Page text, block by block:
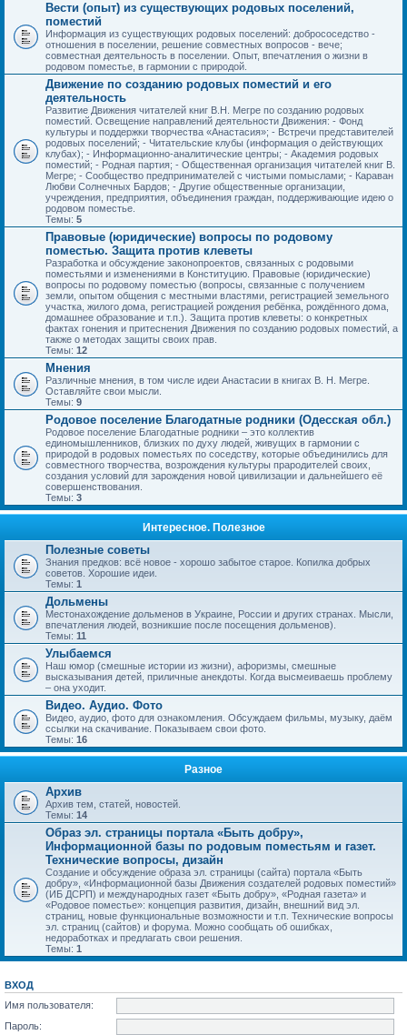
Вести (опыт) из существующих родовых поселений,
поместий
Информация из существующих родовых поселений: добрососедство -
отношения в поселении, решение совместных вопросов - вече;
совместная деятельность в поселении. Опыт, впечатления о жизни в
родовом поместье, в гармонии с природой.
Движение по созданию родовых поместий и его
деятельность
Развитие Движения читателей книг В.Н. Мегре по созданию родовых
поместий. Освещение направлений деятельности Движения: - Фонд
культуры и поддержки творчества «Анастасия»; - Встречи представителей
родовых поселений; - Читательские клубы (информация о действующих
клубах); - Информационно-аналитические центры; - Академия родовых
поместий; - Родная партия; - Общественная организация читателей книг В.
Мегре; - Сообщество предпринимателей с чистыми помыслами; - Караван
Любви Солнечных Бардов; - Другие общественные организации,
учреждения, предприятия, объединения граждан, поддерживающие идею о
родовом поместье.
Темы: 5
Правовые (юридические) вопросы по родовому
поместью. Защита против клеветы
Разработка и обсуждение законопроектов, связанных с родовыми
поместьями и изменениями в Конституцию. Правовые (юридические)
вопросы по родовому поместью (вопросы, связанные с получением
земли, опытом общения с местными властями, регистрацией земельного
участка, жилого дома, регистрацией рождения ребёнка, рождённого дома,
домашнее образование и т.п.). Защита против клеветы: о конкретных
фактах гонения и притеснения Движения по созданию родовых поместий, а
также о методах защиты своих прав.
Темы: 12
Мнения
Различные мнения, в том числе идеи Анастасии в книгах В. Н. Мегре.
Оставляйте свои мысли.
Темы: 9
Родовое поселение Благодатные родники (Одесская обл.)
Родовое поселение Благодатные родники – это коллектив
единомышленников, близких по духу людей, живущих в гармонии с
природой в родовых поместьях по соседству, которые объединились для
совместного творчества, возрождения культуры прародителей своих,
создания условий для зарождения новой цивилизации и дальнейшего её
совершенствования.
Темы: 3
Интересное. Полезное
Полезные советы
Знания предков: всё новое - хорошо забытое старое. Копилка добрых
советов. Хорошие идеи.
Темы: 1
Дольмены
Местонахождение дольменов в Украине, России и других странах. Мысли,
впечатления людей, возникшие после посещения дольменов).
Темы: 11
Улыбаемся
Наш юмор (смешные истории из жизни), афоризмы, смешные
высказывания детей, приличные анекдоты. Когда высмеиваешь проблему
– она уходит.
Видео. Аудио. Фото
Видео, аудио, фото для ознакомления. Обсуждаем фильмы, музыку, даём
ссылки на скачивание. Показываем свои фото.
Темы: 16
Разное
Архив
Архив тем, статей, новостей.
Темы: 14
Образ эл. страницы портала «Быть добру»,
Информационной базы по родовым поместьям и газет.
Технические вопросы, дизайн
Создание и обсуждение образа эл. страницы (сайта) портала «Быть
добру», «Информационной базы Движения создателей родовых поместий»
(ИБ ДСРП) и международных газет «Быть добру», «Родная газета» и
«Родовое поместье»: концепция развития, дизайн, внешний вид эл.
страниц, новые функциональные возможности и т.п. Технические вопросы
эл. страниц (сайтов) и форума. Можно сообщать об ошибках,
недоработках и предлагать свои решения.
Темы: 1
ВХОД
Имя пользователя:
Пароль: